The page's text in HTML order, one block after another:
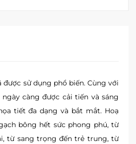
được sử dụng phổ biến. Cùng với
càng được cải tiến và sáng
tiết đa dạng và bắt mắt. Hoạ
bông hết sức phong phú, từ
từ sang trọng đến trẻ trung, từ